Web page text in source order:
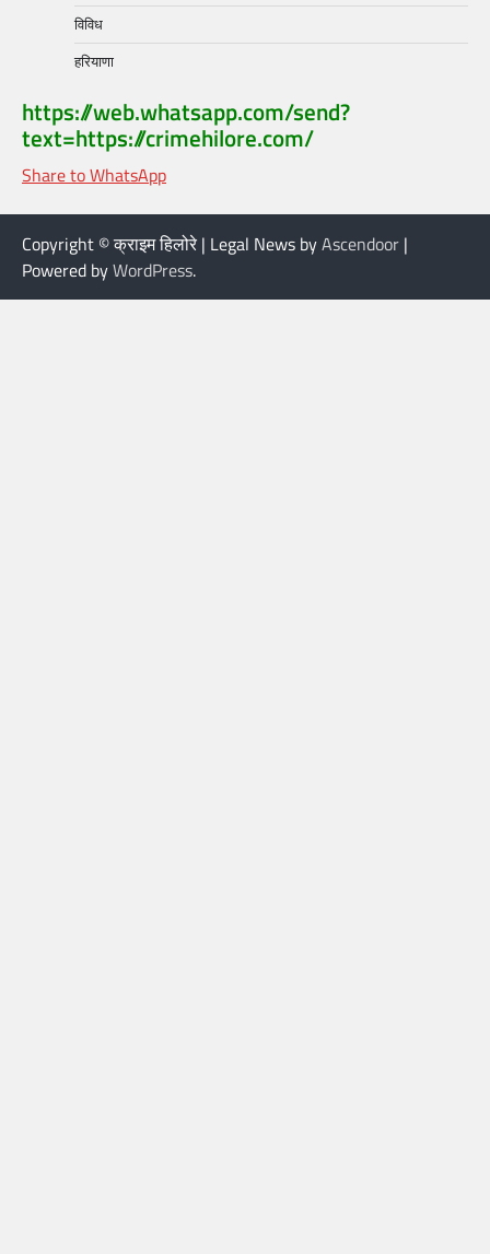
विविध
हरियाणा
https://web.whatsapp.com/send?
text=https://crimehilore.com/
Share to WhatsApp
Copyright © क्राइम हिलोरे | Legal News byAscendoor |
Powered byWordPress.